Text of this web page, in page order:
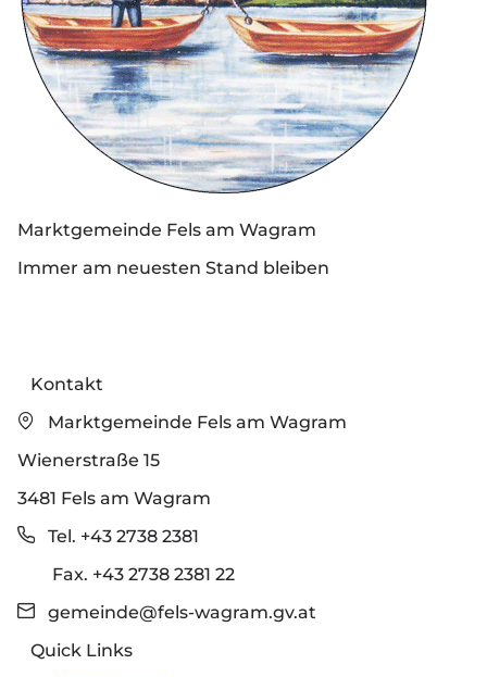
Marktgemeinde Fels am Wagram
Immer am neuesten Stand bleiben
Kontakt
Marktgemeinde Fels am Wagram
Wienerstraße 15
3481 Fels am Wagram
Tel. +43 2738 2381
Fax. +43 2738 2381 22
gemeinde@fels-wagram.gv.at
Quick Links